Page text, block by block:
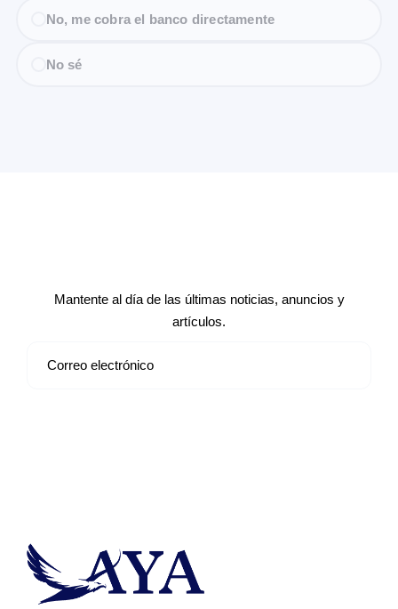
No, me cobra el banco directamente
No sé
Mantente al día de las últimas noticias, anuncios y
artículos.